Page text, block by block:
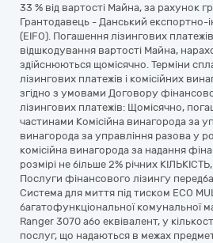
33 % від вартості Майна, за рахунок
Грантодавець - Данський експортно-
(EIFO). Погашення лізингових
відшкодування вартості Майна,
здійснюються щомісячно. Терміни
лізингових платежів і комісійних
згідно з умовами Договору
лізингових платежів: Щомісячно,
частинами Комісійна винагорода за
винагорода за управління разова у
комісійна винагорода за надання
розмірі не більше 2% річних
Послуги фінансового лізингу
Система для миття під тиском ECO
багатофункціональної комунальної
Ranger 3070 або еквівалент, у
послуг, що надаються в межах